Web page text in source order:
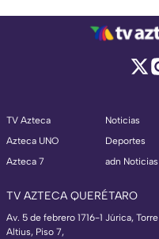
TV Azteca
Azteca UNO
Azteca 7
Noticias
Deportes
adn Noticias
TV AZTECA QUERÉTARO
Av. 5 de febrero 1716-1 Júrica, Torre
Altius, Piso 7,